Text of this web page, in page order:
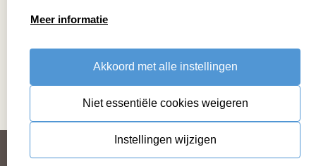
handleidingen
algemene voorwaarden
disclaimer
Cookies resetten
Meer informatie
Akkoord met alle instellingen
Niet essentiële cookies weigeren
Instellingen wijzigen